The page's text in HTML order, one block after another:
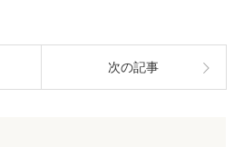
次の記事